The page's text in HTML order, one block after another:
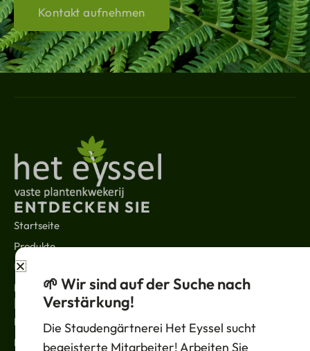
Kontakt aufnehmen
ENTDECKEN SIE
Startseite
Produkte
Über uns
Kontakt
RECHTLICHES
Nachrichten
Datenschutzbestimmungen
🌱 Wir sind auf der Suche nach
Verstärkung!
Die Staudengärtnerei Het Eyssel sucht
begeisterte Mitarbeiter! Arbeiten Sie